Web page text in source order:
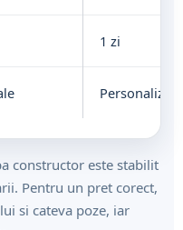
1 zi
Personalizat
constructor este stabilit
Pentru un pret corect,
si cateva poze, iar